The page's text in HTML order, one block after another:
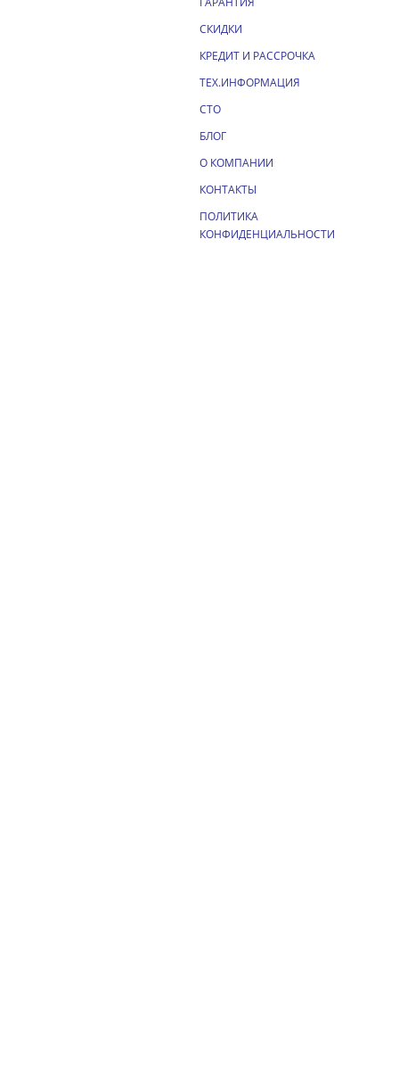
СКИДКИ
КРЕДИТ И РАССРОЧКА
ТЕХ.ИНФОРМАЦИЯ
СТО
БЛОГ
О КОМПАНИИ
КОНТАКТЫ
ПОЛИТИКА
КОНФИДЕНЦИАЛЬНОСТИ